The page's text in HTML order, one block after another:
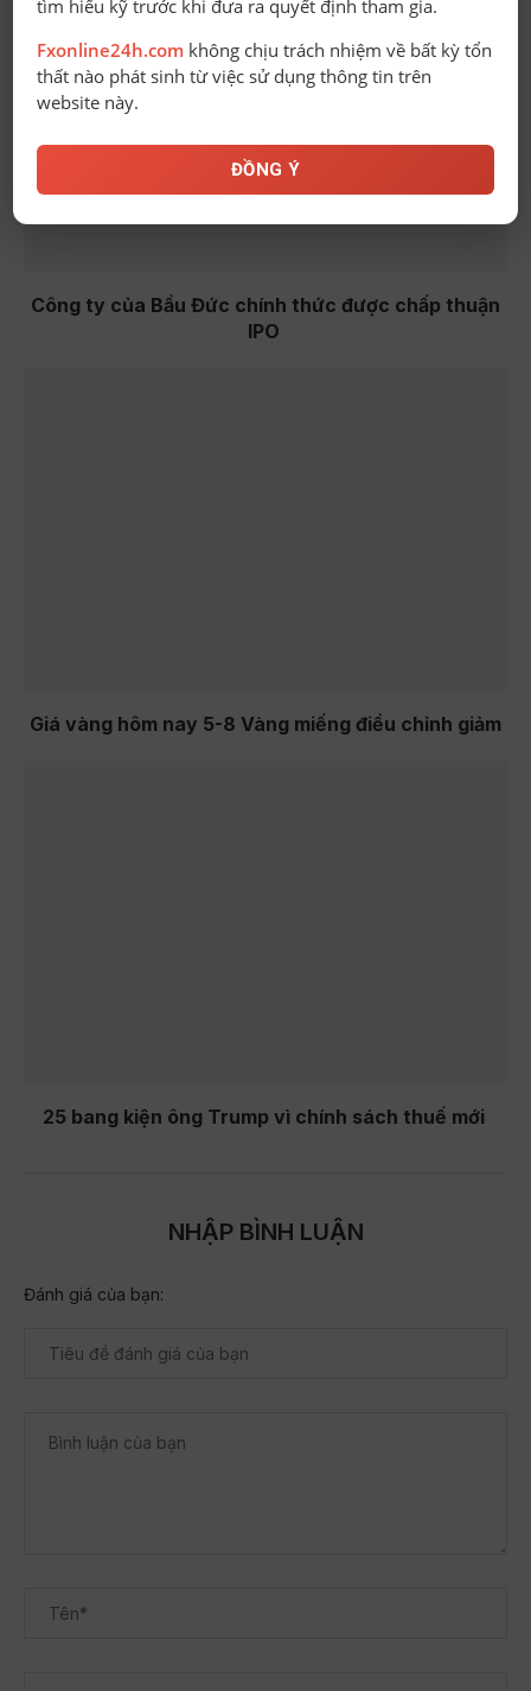
Công ty của Bầu Đức chính thức được chấp thuận
IPO
Giá vàng hôm nay 5-8 Vàng miếng điều chỉnh giảm
25 bang kiện ông Trump vì chính sách thuế mới
NHẬP BÌNH LUẬN
Đánh giá của bạn:
tìm hiểu kỹ trước khi đưa ra quyết định tham gia.
Fxonline24h.com không chịu trách nhiệm về bất kỳ tổn
thất nào phát sinh từ việc sử dụng thông tin trên
website này.
ĐỒNG Ý